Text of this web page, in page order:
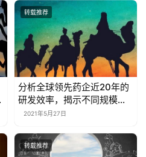
企的生存之道
2021年5月27日
转载推荐
后来者如何追赶？
2021年6月1日